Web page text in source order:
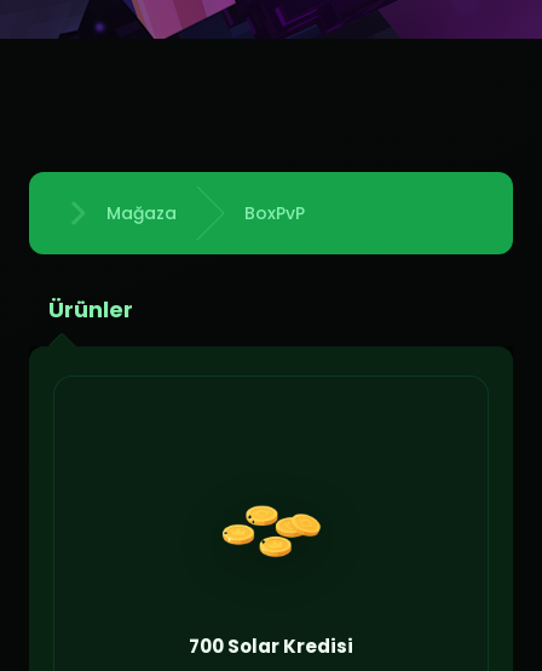
AnasayfaMağaza BoxPvP
Ürünler
700 Solar Kredisi